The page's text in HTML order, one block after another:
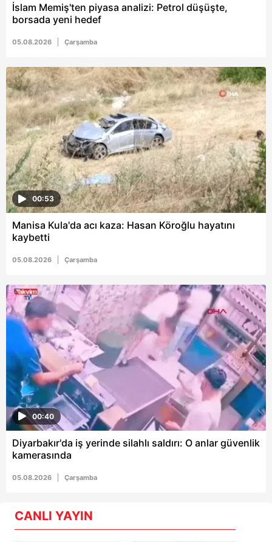
vasıtasıyla belirleyebilirsiniz. Çerezlere ilişkin detaylı bilgi
için Ayarlar butonuna tıklayabilir,
hazırlanmış Aydınlatma Metnimizi okumak ve sitemizde
ilgili mevzuata uygun olarak kullanılan çerezlerle ilgili bilgi
almak için lütfentıklayınız.
İslam Memiş'ten piyasa analizi: Petrol düşüşte,
borsada yeni hedef
05.08.2026 Çarşamba
00:53
Manisa Kula'da acı kaza: Hasan Köroğlu hayatını
kaybetti
05.08.2026 Çarşamba
00:40
Diyarbakır'da iş yerinde silahlı saldırı: O anlar güvenlik
kamerasında
05.08.2026 Çarşamba
CANLI YAYIN